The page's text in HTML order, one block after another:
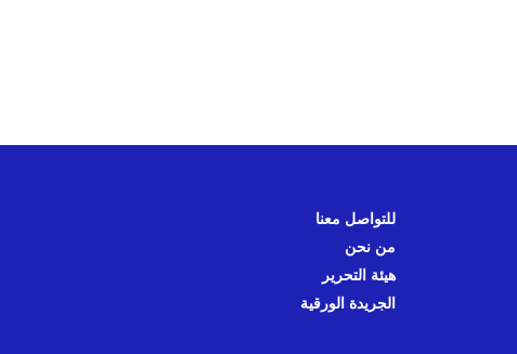
للتواصل معنا
من نحن
هيئة التحرير
الجريدة الورقية